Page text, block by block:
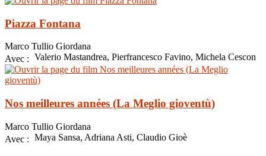
Piazza Fontana
Marco Tullio Giordana
Avec : Valerio Mastandrea, Pierfrancesco Favino, Michela Cescon
Nos meilleures années (La Meglio gioventù)
Marco Tullio Giordana
Avec : Maya Sansa, Adriana Asti, Claudio Gioè